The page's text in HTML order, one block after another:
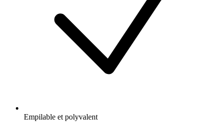
Empilable et polyvalent